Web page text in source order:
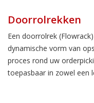
Doorrolrekken
Een doorrolrek
dynamische vorm van
proces rond uw
toepasbaar in zowel een